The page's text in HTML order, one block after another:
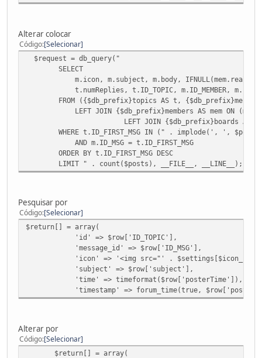
Alterar colocar
Código Selecionar
$request = db_query("
SELECT
m.icon, m.subject, m.body, IFNULL(mem.realName,
t.numReplies, t.ID_TOPIC, m.ID_MEMBER,
FROM ({$db_prefix}topics AS t,
LEFT JOIN {$db_prefix}members AS mem ON
LEFT JOIN {$db_prefix}boards AS board ON
WHERE t.ID_FIRST_MSG IN (" . implode(', ',
AND m.ID_MSG = t.ID_FIRST_MSG
ORDER BY t.ID_FIRST_MSG DESC
LIMIT " . count($posts), __FILE__, __LINE__);
Pesquisar por
Código Selecionar
$return[] = array(
'id' => $row['ID_TOPIC'],
'message_id' => $row['ID_MSG'],
'icon' => '<img src="' .
'subject' => $row['subject'],
'time' => timeformat($row['posterTime']),
'timestamp' => forum_time(true,
Alterar por
Código Selecionar
$return[] = array(